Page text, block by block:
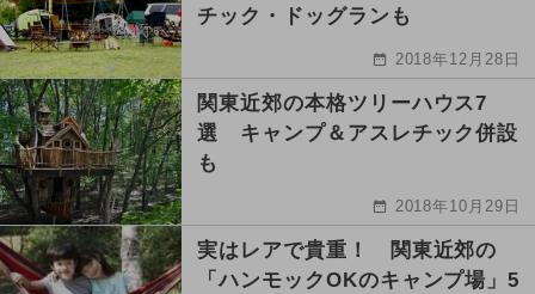
チック・ドッグランも
2018年12月28日
関東近郊の本格ツリーハウス7
選 キャンプ＆アスレチック併設
も
2018年10月29日
実はレアで貴重！ 関東近郊の
「ハンモックOKのキャンプ場」5